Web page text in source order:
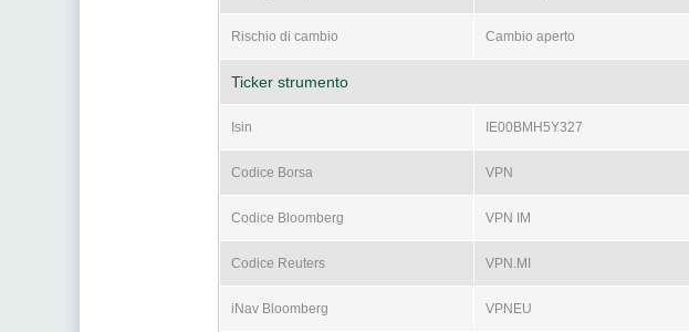
Rischio di cambio Cambio aperto
Ticker strumento
Isin IE00BMH5Y327
Codice Borsa VPN
Codice Bloomberg VPN IM
Codice Reuters VPN.MI
iNav Bloomberg VPNEU